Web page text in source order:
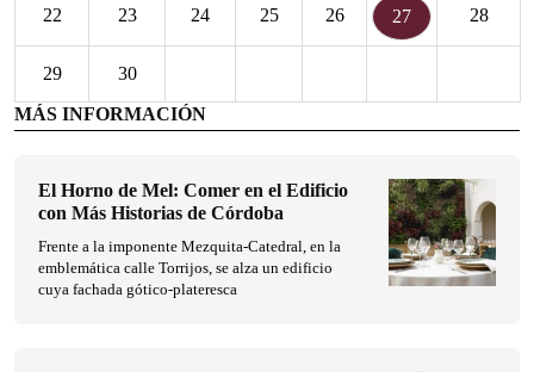
22 23 24 25 26 27 28
29
30
MÁS INFORMACIÓN
El Horno de Mel: Comer en el Edificio
con Más Historias de Córdoba
Frente a la imponente Mezquita-Catedral, en la
emblemática calle Torrijos, se alza un edificio
cuya fachada gótico-plateresca